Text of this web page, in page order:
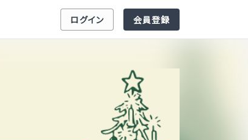
ログイン 会員登録